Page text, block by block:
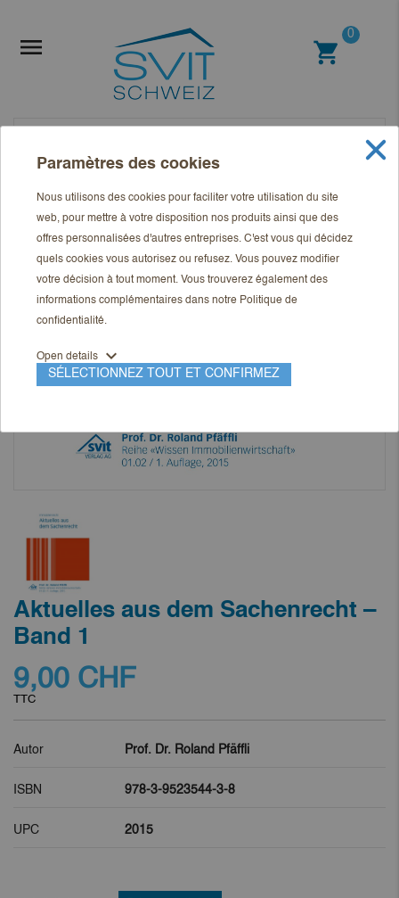
 shopping_cart
0
Aktuelles aus dem Sachenrecht –
Band 1
9,00 CHF
TTC
Autor Prof. Dr. Roland Pfäffli
ISBN 978-3-9523544-3-8
UPC 2015
Paramètres des cookies
Nous utilisons des cookies pour faciliter votre utilisation du site
web, pour mettre à votre disposition nos produits ainsi que des
offres personnalisées d'autres entreprises. C'est vous qui décidez
quels cookies vous autorisez ou refusez. Vous pouvez modifier
votre décision à tout moment. Vous trouverez également des
informations complémentaires dans notre Politique de
confidentialité.
Open details expand_more
SÉLECTIONNEZ TOUT ET CONFIRMEZ